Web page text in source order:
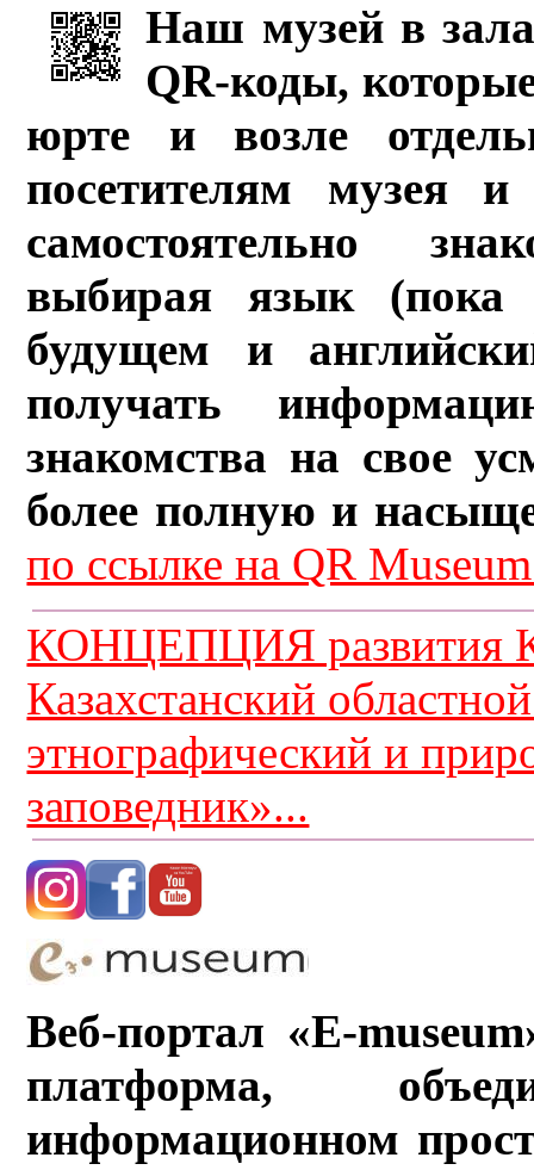
Наш музей в
QR-коды,
юрте и возле
посетителям музея и
самостоятельно
выбирая язык (пока
будущем и
получать
знакомства на свое
более полную и
по ссылке на QR
КОНЦЕПЦИЯ развития
Казахстанский
этнографический и
заповедник»...
Веб-портал «E-
платформа,
информационном